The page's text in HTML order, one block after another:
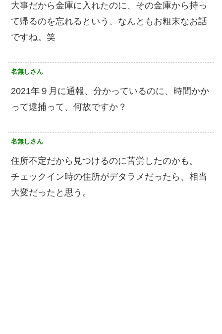
大事だから金庫に入れたのに、その金庫から持っ
て帰るのを忘れるという、なんともお粗末なお話
ですね。笑
名無しさん
2021年９月に通報、分かっているのに、時間かか
って逮捕って、何故ですか？
名無しさん
住所不定だから見つけるのに苦労したのかも。
チェックイン時の住所がデタラメだったら、相当
大変だったと思う。